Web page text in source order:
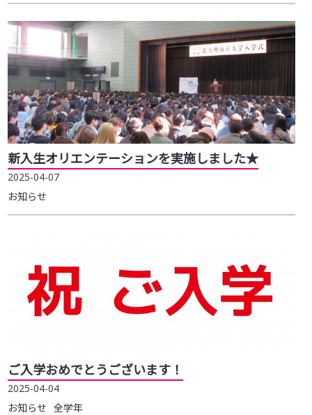
新入生オリエンテーションを実施しました★
2025-04-07
お知らせ
ご入学おめでとうございます！
2025-04-04
お知らせ 全学年